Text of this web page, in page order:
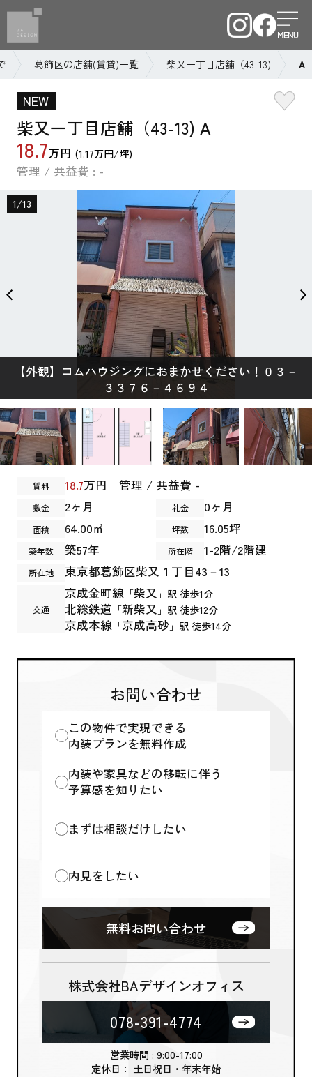
葛飾区の店舗(賃貸)一覧 柴又一丁目店舗（43-13) A
NEW
柴又一丁目店舗（43-13) A
18.7万円 (1.17万円/坪)
管理 / 共益費 : -
【外観】 コムハウジングにおまかせください！０３－
３３７６－４６９４
1/13
賃料 18.7万円 管理 / 共益費 -
敷金 2ヶ月 礼金 0ヶ月
面積 64.00㎡ 坪数 16.05坪
築年数 築57年 所在階 1-2階/2階建
所在地 東京都葛飾区柴又 １丁目43－13
交通
京成金町線 「柴又 」駅 徒歩1分
北総鉄道 「新柴又 」駅 徒歩12分
京成本線 「京成高砂 」駅 徒歩14分
お問い合わせ
この物件で実現できる
内装プランを無料作成
内装や家具などの移転に伴う
予算感を知りたい
まずは相談だけしたい
内見をしたい
無料お問い合わせ
株式会社BAデザインオフィス
078-391-4774
営業時間 : 9:00-17:00
定休日： 土日祝日・年末年始